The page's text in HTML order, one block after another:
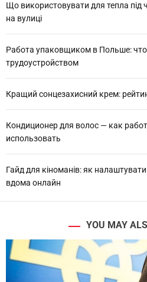
Що використовувати для тепла під
на вулиці
Работа упаковщиком в Польше:
трудоустройством
Кращий сонцезахисний крем:
Кондиционер для волос — как
использовать
Гайд для кіноманів: як
вдома онлайн
YOU MAY